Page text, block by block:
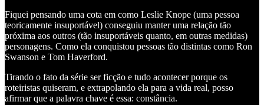
Fiquei pensando uma cota em como Leslie Knope (uma pessoa
teoricamente insuportável) conseguiu manter uma relação tão
próxima aos outros (tão insuportáveis quanto, em outras medidas)
personagens. Como ela conquistou pessoas tão distintas como Ron
Swanson e Tom Haverford.
Tirando o fato da série ser ficção e tudo acontecer porque os
roteiristas quiseram, e extrapolando ela para a vida real, posso
afirmar que a palavra chave é essa: constância.